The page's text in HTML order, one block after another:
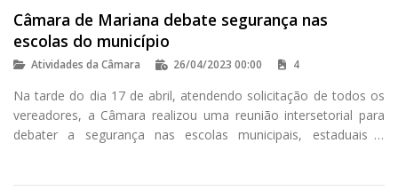
Câmara de Mariana debate segurança nas
escolas do município
Atividades da Câmara 26/04/2023 00:00 4
Na tarde do dia 17 de abril, atendendo solicitação de todos os
vereadores, a Câmara realizou uma reunião intersetorial para
debater a segurança nas escolas municipais, estaduais e